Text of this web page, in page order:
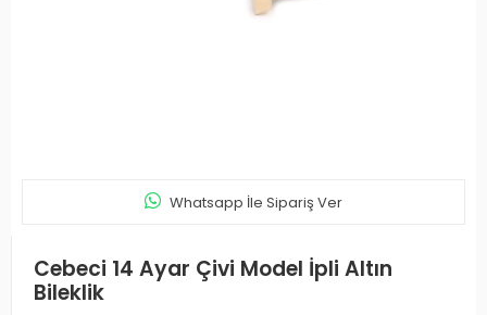
Whatsapp İle Sipariş Ver
Cebeci 14 Ayar Çivi Model İpli Altın
Bileklik